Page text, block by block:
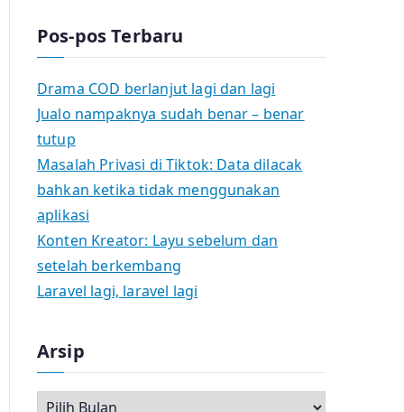
Pos-pos Terbaru
Drama COD berlanjut lagi dan lagi
Jualo nampaknya sudah benar – benar
tutup
Masalah Privasi di Tiktok: Data dilacak
bahkan ketika tidak menggunakan
aplikasi
Konten Kreator: Layu sebelum dan
setelah berkembang
Laravel lagi, laravel lagi
Arsip